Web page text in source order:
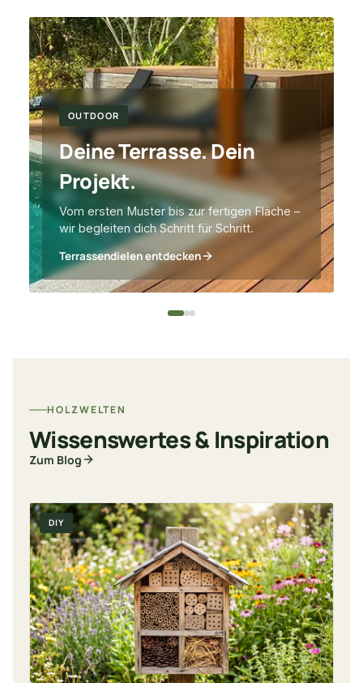
OUTDOOR
Deine Terrasse. Dein
Projekt.
Vom ersten Muster bis zur fertigen Fläche –
wir begleiten dich Schritt für Schritt.
Terrassendielen entdecken
HOLZWELTEN
Wissenswertes & Inspiration
Zum Blog
DIY